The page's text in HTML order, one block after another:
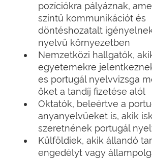
pozíciókra pályáznak,
szintű kommunikációt és
döntéshozatalt
nyelvű környezetben
Nemzetközi hallgatók,
egyetemekre
es portugál nyelvvizsga
őket a tandíj fizetése alól
Oktatók, beleértve a
anyanyelvűeket is, akik
szeretnének portugál
Külföldiek, akik állandó
engedélyt vagy